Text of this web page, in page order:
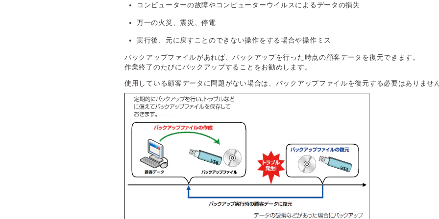
コンピューターの故障やコンピューターウイルスによるデータの損失
万一の火災、震災、停電
実行後、元に戻すことのできない操作をする場合や操作ミス
バックアップファイルがあれば、バックアップを行った時点の顧客データを復元できます。
作業終了のたびにバックアップすることをお勧めします。
使用している顧客データに問題がない場合は、バックアップファイルを復元する必要はありませ